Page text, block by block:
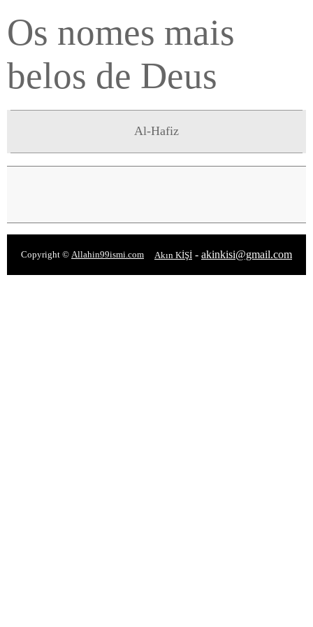
Os nomes mais
belos de Deus
Al-Hafiz
Copyright © Allahin99ismi.com Akın KİŞİ - akinkisi@gmail.com